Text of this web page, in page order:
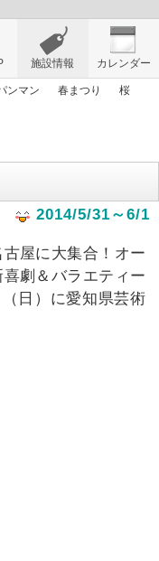
ョップ、出会い、転職まで名古
カレンダー
施設情報
ンマン 春まつり
桜
2014/5/31～6/1
屋に大集合！オー
劇＆バラエティー
日）に愛知県芸術